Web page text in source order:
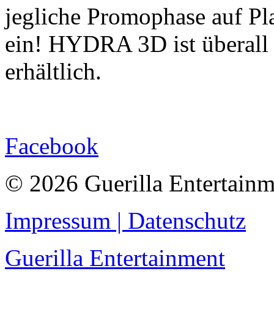
jegliche Promophase auf
ein! HYDRA 3D ist
erhältlich.
Facebook
© 2026 Guerilla
Impressum | Datenschutz
Guerilla Entertainment